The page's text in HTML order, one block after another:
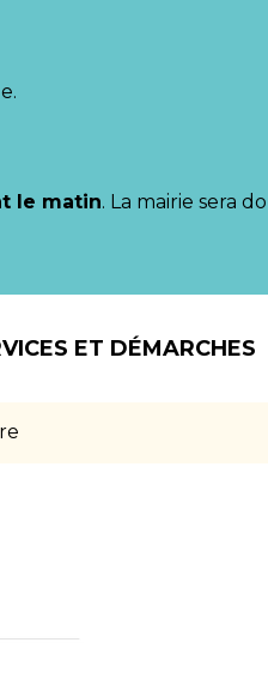
le matin. La mairie sera
ET DÉMARCHES